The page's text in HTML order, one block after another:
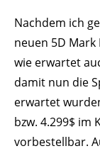
Nachdem ich
neuen 5D
wie erwartet
damit nun die
erwartet
bzw. 4.299$ im
vorbestellbar.